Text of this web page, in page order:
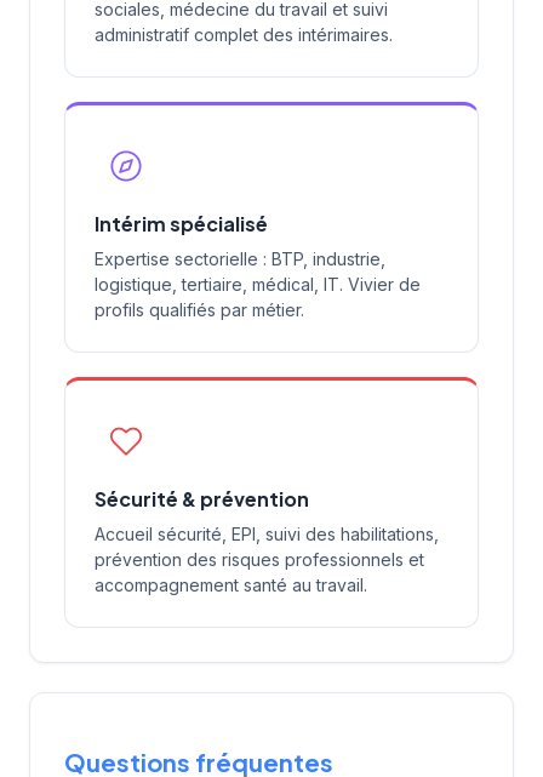
sociales, médecine du travail et suivi
administratif complet des intérimaires.
Intérim spécialisé
Expertise sectorielle : BTP, industrie,
logistique, tertiaire, médical, IT. Vivier de
profils qualifiés par métier.
Sécurité & prévention
Accueil sécurité, EPI, suivi des habilitations,
prévention des risques professionnels et
accompagnement santé au travail.
Questions fréquentes